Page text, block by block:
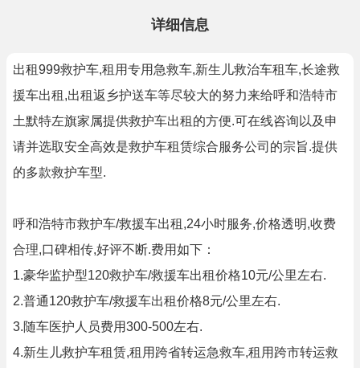
详细信息
出租999救护车,租用专用急救车,新生儿救治车租车,长途救
援车出租,出租返乡护送车等尽较大的努力来给呼和浩特市
土默特左旗家属提供救护车出租的方便.可在线咨询以及申
请并选取安全高效是救护车租赁综合服务公司的宗旨.提供
的多款救护车型.
呼和浩特市救护车/救援车出租,24小时服务,价格透明,收费
合理,口碑相传,好评不断.费用如下：
1.豪华监护型120救护车/救援车出租价格10元/公里左右.
2.普通120救护车/救援车出租价格8元/公里左右.
3.随车医护人员费用300-500左右.
4.新生儿救护车租赁,租用跨省转运急救车,租用跨市转运救